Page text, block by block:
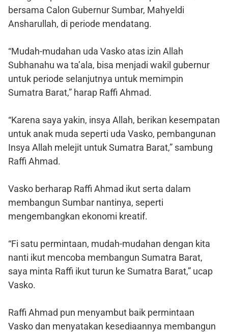
bersama Calon Gubernur Sumbar, Mahyeldi
Ansharullah, di periode mendatang.
“Mudah-mudahan uda Vasko atas izin Allah
Subhanahu wa ta’ala, bisa menjadi wakil gubernur
untuk periode selanjutnya untuk memimpin
Sumatra Barat,” harap Raffi Ahmad.
“Karena saya yakin, insya Allah, berikan kesempatan
untuk anak muda seperti uda Vasko, pembangunan
Insya Allah melejit untuk Sumatra Barat,” sambung
Raffi Ahmad.
Vasko berharap Raffi Ahmad ikut serta dalam
membangun Sumbar nantinya, seperti
mengembangkan ekonomi kreatif.
“Fi satu permintaan, mudah-mudahan dengan kita
nanti ikut mencoba membangun Sumatra Barat,
saya minta Raffi ikut turun ke Sumatra Barat,” ucap
Vasko.
Raffi Ahmad pun menyambut baik permintaan
Vasko dan menyatakan kesediaannya membangun